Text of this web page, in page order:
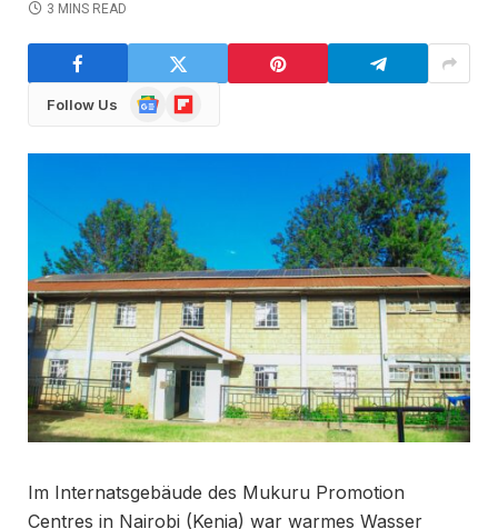
3 MINS READ
Follow Us
GoogleFlipboard
Im Internatsgebäude des Mukuru Promotion
Centres in Nairobi (Kenia) war warmes Wasser